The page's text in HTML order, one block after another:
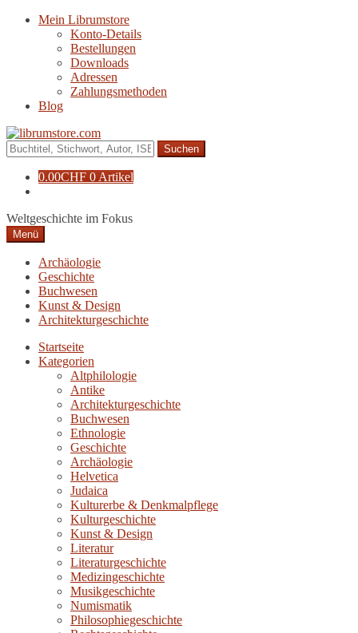
Navigation
Zum
Mein Librumstore
Konto-Details
Bestellungen
Downloads
Adressen
Zahlungsmethoden
Blog
Suche
nach:
0.00CHF 0 Artikel
Weltgeschichte im Fokus
Menü
Archäologie
Geschichte
Buchwesen
Kunst & Design
Architekturgeschichte
Startseite
Kategorien
Altphilologie
Antike
Architekturgeschichte
Buchwesen
Ethnologie
Geschichte
Archäologie
Helvetica
Judaica
Kulturerbe & Denkmalpflege
Kulturgeschichte
Kunst & Design
Literatur
Literaturgeschichte
Medizingeschichte
Musikgeschichte
Numismatik
Philosophiegeschichte